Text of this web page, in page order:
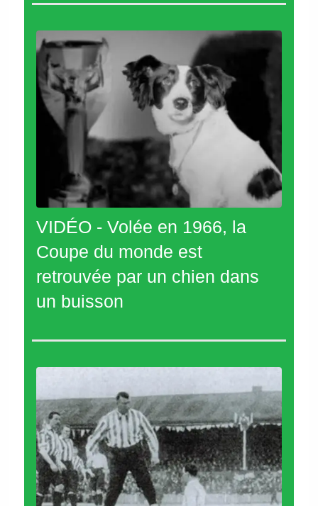
VIDÉO - Volée en 1966, la
Coupe du monde est
retrouvée par un chien dans
un buisson